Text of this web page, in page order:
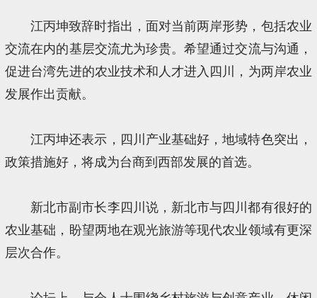
江丙坤致辞时指出，面对当前两岸形势，包括农业
交流在内的基层交流尤为珍贵。希望通过交流与沟通，
促进台湾先进的农业技术和人才进入四川，为两岸农业
发展作出贡献。
江丙坤还表示，四川产业基础好，地域特色突出，
政策措施好，将成为台商到西部发展的首选。
新北市副市长李四川说，新北市与四川都有很好的
农业基础，盼望两地在观光旅游等现代农业领域有更深
层次合作。